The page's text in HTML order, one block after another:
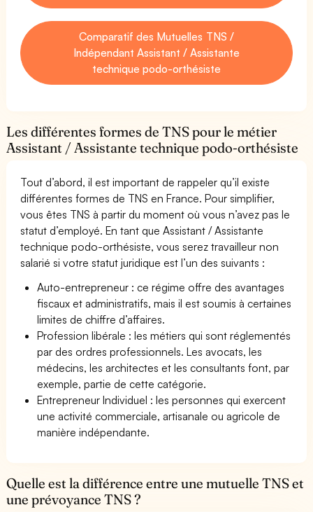
Comparatif des Mutuelles TNS /
Indépendant Assistant / Assistante
technique podo-orthésiste
Les différentes formes de TNS pour le métier
Assistant / Assistante technique podo-orthésiste
Tout d’abord, il est important de rappeler qu’il existe
différentes formes de TNS en France. Pour simplifier,
vous êtes TNS à partir du moment où vous n’avez pas le
statut d’employé. En tant que Assistant / Assistante
technique podo-orthésiste, vous serez travailleur non
salarié si votre statut juridique est l’un des suivants :
Auto-entrepreneur : ce régime offre des avantages
fiscaux et administratifs, mais il est soumis à certaines
limites de chiffre d’affaires.
Profession libérale : les métiers qui sont réglementés
par des ordres professionnels. Les avocats, les
médecins, les architectes et les consultants font, par
exemple, partie de cette catégorie.
Entrepreneur Individuel : les personnes qui exercent
une activité commerciale, artisanale ou agricole de
manière indépendante.
Quelle est la différence entre une mutuelle TNS et
une prévoyance TNS ?